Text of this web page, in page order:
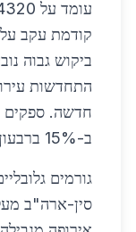
קודמת עקב
ביקוש גבוה
חדשה. ספקים
ב-15% ברבעון הראשון.
גורמים